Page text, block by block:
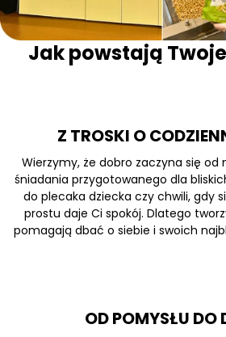
Jak powstają
Z TROSKI O
Wierzymy, że dobro zaczyna się od
śniadania przygotowanego dla
do plecaka dziecka czy chwili, gdy
prostu daje Ci spokój. Dlatego
pomagają dbać o siebie i swoich
OD POMYSŁU DO